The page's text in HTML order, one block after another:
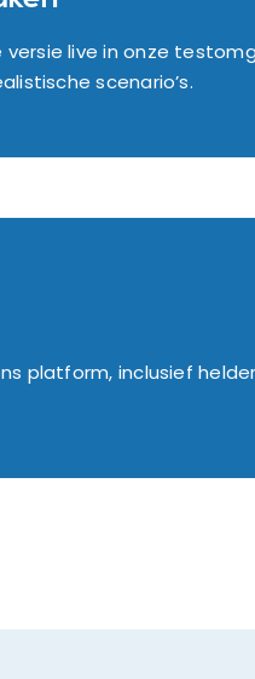
live in onze
scenario’s.
platform, inclusief